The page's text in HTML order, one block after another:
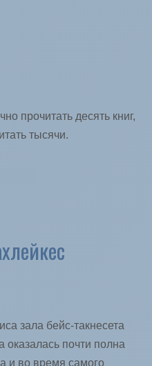
прочитать десять книг,
тысячи.
зала бейс-такнесета
оказалась почти полна
и во время самого